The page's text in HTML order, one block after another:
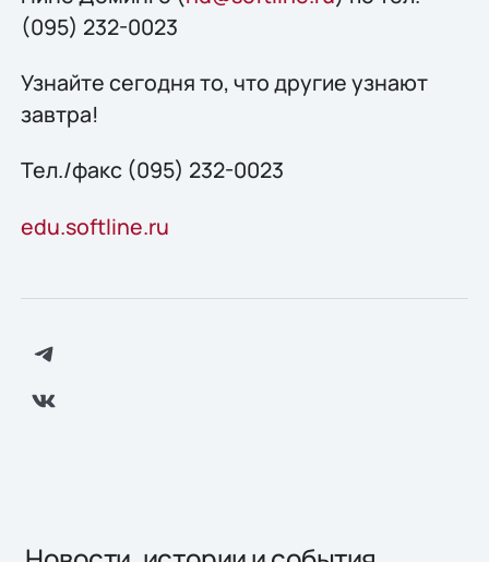
(095) 232-0023
Узнайте сегодня то, что другие узнают
завтра!
Тел./факс (095) 232-0023
edu.softline.ru